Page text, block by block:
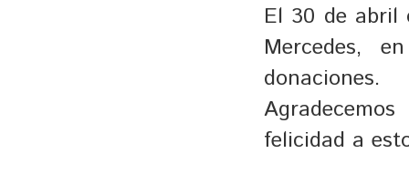
El 30 de abril
Mercedes,
donaciones.
felicidad a